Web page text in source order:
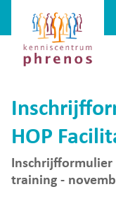
Phrenos
website
HOP
Inschrijfformulier
training -